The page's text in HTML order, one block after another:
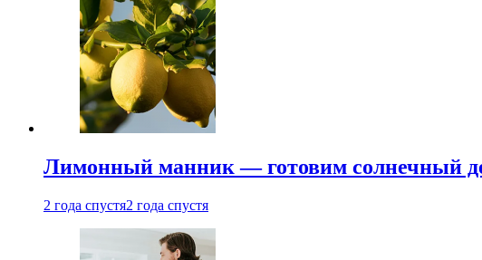
Лимонный манник — готовим солнечный
2 года спустя2 года спустя